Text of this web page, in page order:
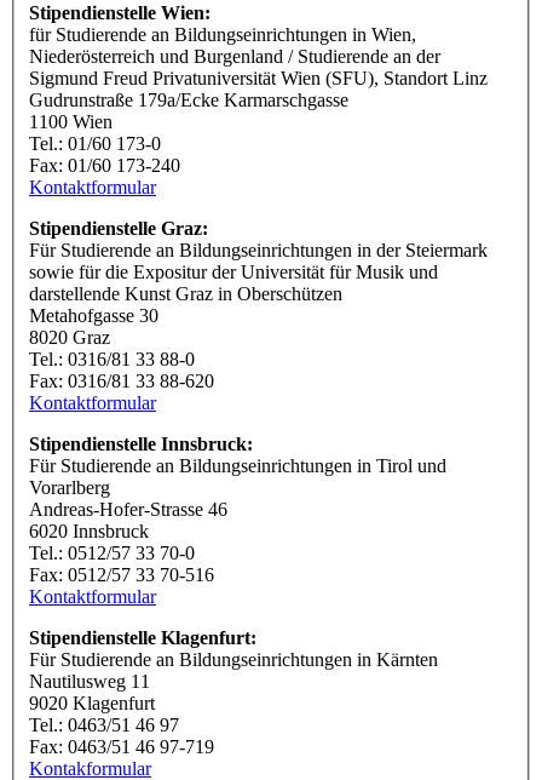
Stipendienstelle Wien:
für Studierende an Bildungseinrichtungen in Wien,
Niederösterreich und Burgenland / Studierende an der
Sigmund Freud Privatuniversität Wien (SFU), Standort Linz
Gudrunstraße 179a/Ecke Karmarschgasse
1100 Wien
Tel.: 01/60 173-0
Fax: 01/60 173-240
Kontaktformular
Stipendienstelle Graz:
Für Studierende an Bildungseinrichtungen in der Steiermark
sowie für die Expositur der Universität für Musik und
darstellende Kunst Graz in Oberschützen
Metahofgasse 30
8020 Graz
Tel.: 0316/81 33 88-0
Fax: 0316/81 33 88-620
Kontaktformular
Stipendienstelle Innsbruck:
Für Studierende an Bildungseinrichtungen in Tirol und
Vorarlberg
Andreas-Hofer-Strasse 46
6020 Innsbruck
Tel.: 0512/57 33 70-0
Fax: 0512/57 33 70-516
Kontaktformular
Stipendienstelle Klagenfurt:
Für Studierende an Bildungseinrichtungen in Kärnten
Nautilusweg 11
9020 Klagenfurt
Tel.: 0463/51 46 97
Fax: 0463/51 46 97-719
Kontakformular